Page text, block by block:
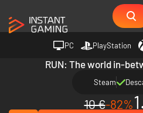
PC PlayStation
RUN: The world in-
Steam
10 €-82%